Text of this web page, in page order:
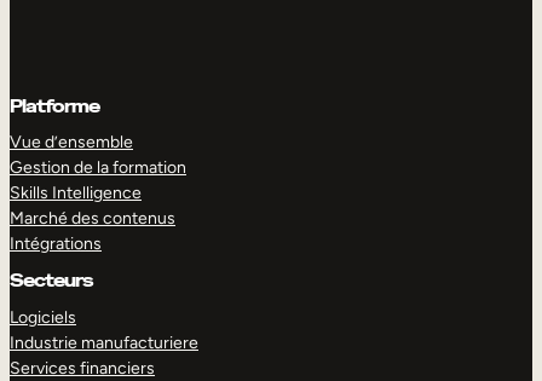
Platforme
Vue d’ensemble
Gestion de la formation
Skills Intelligence
Marché des contenus
Intégrations
Secteurs
Logiciels
Industrie manufacturiere
Services financiers